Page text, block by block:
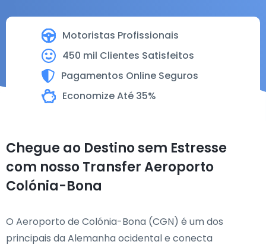
Motoristas Profissionais
450 mil Clientes Satisfeitos
Pagamentos Online Seguros
Economize Até 35%
Chegue ao Destino sem Estresse
com nosso Transfer Aeroporto
Colónia-Bona
O Aeroporto de Colónia-Bona (CGN) é um dos
principais da Alemanha ocidental e conecta